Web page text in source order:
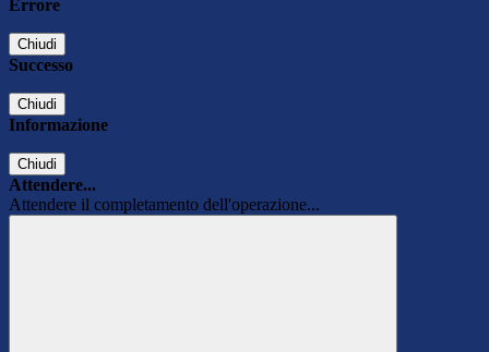
Errore
Chiudi
Successo
Chiudi
Informazione
Chiudi
Attendere...
Attendere il completamento dell'operazione...